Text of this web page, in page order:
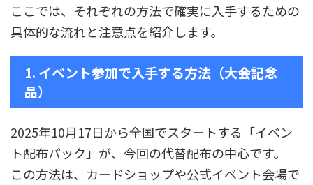
ここでは、それぞれの方法で確実に入手するための
具体的な流れと注意点を紹介します。
1. イベント参加で入手する方法（大会記念
品）
2025年10月17日から全国でスタートする「イベン
ト配布パック」が、今回の代替配布の中心です。
この方法は、カードショップや公式イベント会場で